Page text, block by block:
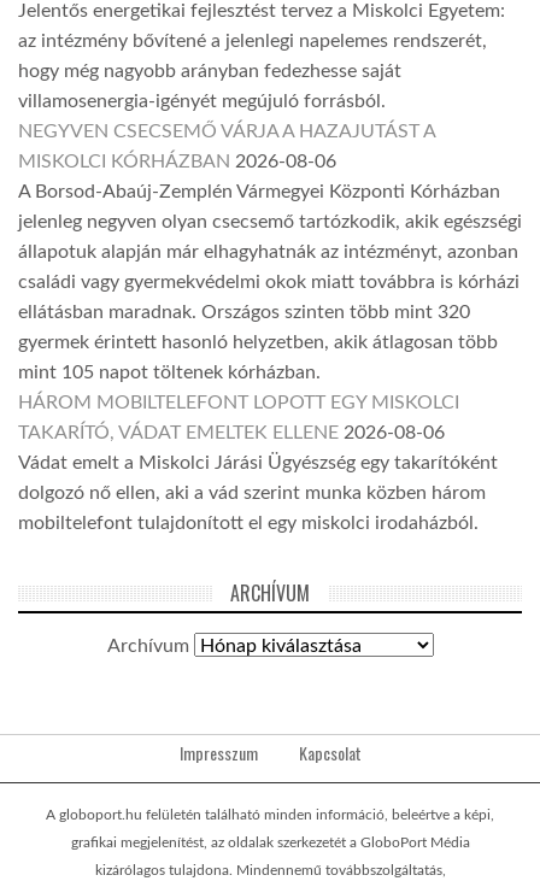
Jelentős energetikai fejlesztést tervez a Miskolci Egyetem:
az intézmény bővítené a jelenlegi napelemes rendszerét,
hogy még nagyobb arányban fedezhesse saját
villamosenergia-igényét megújuló forrásból.
NEGYVEN CSECSEMŐ VÁRJA A HAZAJUTÁST A
MISKOLCI KÓRHÁZBAN 2026-08-06
A Borsod-Abaúj-Zemplén Vármegyei Központi Kórházban
jelenleg negyven olyan csecsemő tartózkodik, akik egészségi
állapotuk alapján már elhagyhatnák az intézményt, azonban
családi vagy gyermekvédelmi okok miatt továbbra is kórházi
ellátásban maradnak. Országos szinten több mint 320
gyermek érintett hasonló helyzetben, akik átlagosan több
mint 105 napot töltenek kórházban.
HÁROM MOBILTELEFONT LOPOTT EGY MISKOLCI
TAKARÍTÓ, VÁDAT EMELTEK ELLENE 2026-08-06
Vádat emelt a Miskolci Járási Ügyészség egy takarítóként
dolgozó nő ellen, aki a vád szerint munka közben három
mobiltelefont tulajdonított el egy miskolci irodaházból.
ARCHÍVUM
Archívum
Impresszum Kapcsolat
A globoport.hu felületén található minden információ, beleértve a képi,
grafikai megjelenítést, az oldalak szerkezetét a GloboPort Média
kizárólagos tulajdona. Mindennemű továbbszolgáltatás,